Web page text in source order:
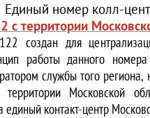
Единый номер колл-
с территории
создан для
работы данного
службы того
Московской
контакт-центр